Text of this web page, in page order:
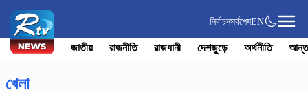
নির্বাচনসর্বশেষEN
জাতীয় রাজনীতি রাজধানী দেশজুড়ে অর্থনীতি
খেলা